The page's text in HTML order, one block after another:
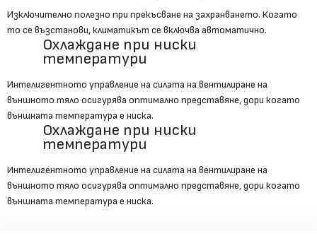
Изключително полезно при прекъсване на захранването. Когато
то се възстанови, климатикът се включва автоматично.
Охлаждане при ниски
температури
Интелигентното управление на силата на вентилиране на
външното тяло осигурява оптимално представяне, дори когато
външната температура е ниска.
Охлаждане при ниски
температури
Интелигентното управление на силата на вентилиране на
външното тяло осигурява оптимално представяне, дори когато
външната температура е ниска.